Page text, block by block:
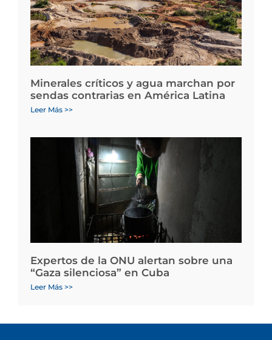
Minerales críticos y agua marchan por
sendas contrarias en América Latina
Leer Más >>
Expertos de la ONU alertan sobre una
“Gaza silenciosa” en Cuba
Leer Más >>